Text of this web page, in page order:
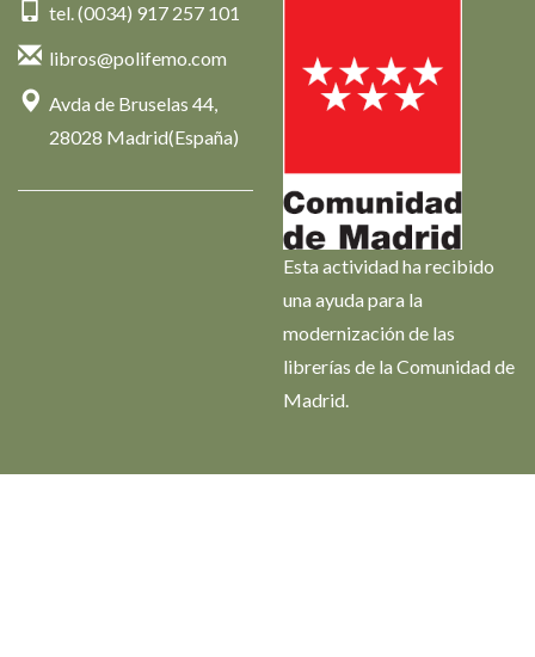
tel. (0034) 917 257 101
libros@polifemo.com
Avda de Bruselas 44,
28028 Madrid(España)
Esta actividad ha recibido
una ayuda para la
modernización de las
librerías de la Comunidad de
Madrid.